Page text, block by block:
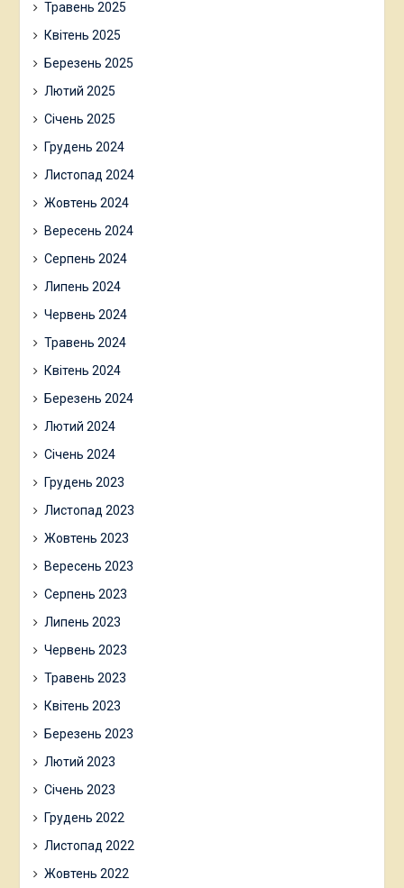
Травень 2025
Квітень 2025
Березень 2025
Лютий 2025
Січень 2025
Грудень 2024
Листопад 2024
Жовтень 2024
Вересень 2024
Серпень 2024
Липень 2024
Червень 2024
Травень 2024
Квітень 2024
Березень 2024
Лютий 2024
Січень 2024
Грудень 2023
Листопад 2023
Жовтень 2023
Вересень 2023
Серпень 2023
Липень 2023
Червень 2023
Травень 2023
Квітень 2023
Березень 2023
Лютий 2023
Січень 2023
Грудень 2022
Листопад 2022
Жовтень 2022